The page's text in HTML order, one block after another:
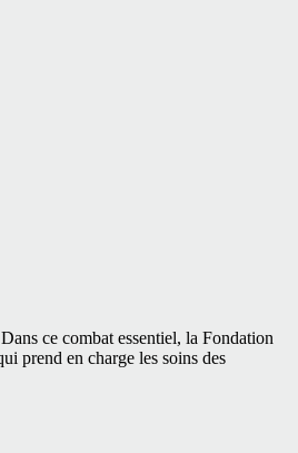
ce combat essentiel, la Fondation
prend en charge les soins des